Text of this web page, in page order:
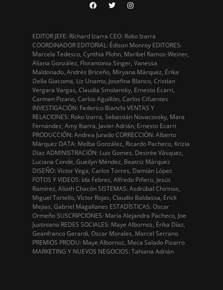
EDITOR JEFE: Ríchard Izarra CEO: Roko Izarra
COORDINADOR EDITORIAL: Édison Monroy EDITORES:
Marcela Tedesco, Cynthia Plohn, Maribel Ramos-Weiner,
Aliana González, Florantonia Singer, Vanessa
Maldonado, Andrés Briceño, Miryana Márquez, Érika
Della Giacoma, Liz Unamo, Josefina Blanco, Cristian
Vergara Vargas, Claudia Smolansky, Ernesto Ecarri,
Carmen Pizano, Carlos Aguillón, Carlos Cifuentes
INVESTIGACIÓN: Federico Bianchi VENTAS Y
RELACIONES: Roko Izarra, Sebastián Novacovsky, Mara
Fernández, Amy Ibarra, Javier Adrián, Ernesto Ecarri
PRODUCCIÓN: Andrea Jurado CORRECCIÓN: Alberto
Márquez DATA: Melba González, Ricardo Pacheco, Krizia
Díaz ADMINISTRACIÓN: Luis Gomes, Desirée Vásquez,
Luciana Conde, Gueilyn Méndez, Beatriz Márquez
DISEÑO: Víctor Vega, Carlos Torres, Damián López
FOTOS Y VIDEOS: Ida Febres, Alfredo Piñero, Jesús
Ramírez, Alioth Chacón SISTEMAS: Asdrúbal Chirinos,
Miguel Tortello, Víctor Rojas, Claudio Baldassa, Erick
Mejias, Gabriel Magallanes ESTADÍSTICAS: Oscar
Ormeño SUSCRIPCIONES: María Alejandra Pacheco, Joe
Justiniano REDES SOCIALES: Maye Albornoz, Érika Díaz,
Geanfranco Gerardi, Oscar Morales, Marcel Serrano
PREMIOS PRODU: Maye Albornoz, Meca Salado Pizarro
MARKETING Y NUEVOS NEGOCIOS: Tahiana Adrián